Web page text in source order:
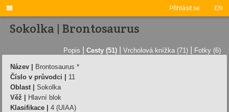
Přihlásit se EN

Sokolka | Brontosaurus
Popis Cesty (51) Vrcholová knížka (71) Fotky (6)
Název |
Brontosaurus *
Číslo v průvodci |
11
Oblast |
Sokolka
Věž |
Hlavní blok
Klasifikace |
4 (UIAA)